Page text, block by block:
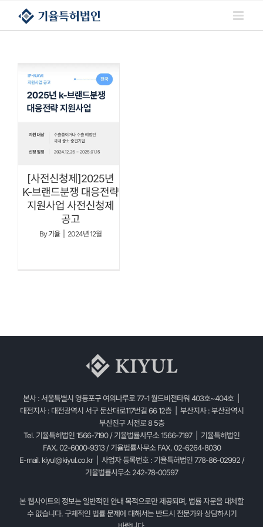
콘텐츠로
건너뛰기
[사전신청제]2025년
K-브랜드분쟁 대응전략
지원사업 사전신청제
공고
By기율 2024년 12월
본사 : 서울특별시 영등포구 여의나루로 77-1 월드비전타워 403호~404호 |
대전지사 : 대전광역시 서구 둔산대로117번길 66 12층 | 부산지사 : 부산광역시
부산진구 서전로 8 5층
Tel. 기율특허법인 1566-7190 / 기율법률사무소 1566-7197 | 기율특허법인
FAX. 02-6000-9313 / 기율법률사무소 FAX. 02-6264-8030
E-mail. kiyul@kiyul.co.kr| 사업자 등록번호 : 기율특허법인 778-86-02992 /
기율법률사무소 242-78-00597
본 웹사이트의 정보는 일반적인 안내 목적으로만 제공되며, 법률 자문을 대체할
수 없습니다. 구체적인 법률 문제에 대해서는 반드시 전문가와 상담하시기